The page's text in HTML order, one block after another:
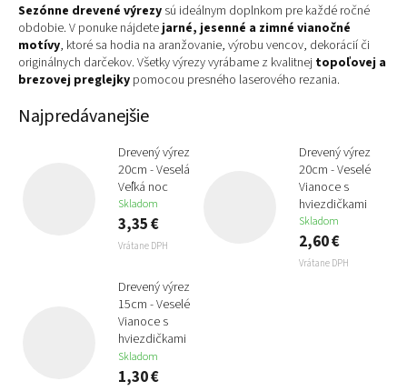
Sezónne drevené výrezy sú ideálnym doplnkom pre každé ročné
obdobie. V ponuke nájdete jarné, jesenné a zimné vianočné
motívy, ktoré sa hodia na aranžovanie, výrobu vencov, dekorácií či
originálnych darčekov. Všetky výrezy vyrábame z kvalitnej topoľovej a
brezovej preglejky pomocou presného laserového rezania.
Najpredávanejšie
Drevený výrez
20cm - Veselá
Veľká noc
Skladom
3,35 €
Vrátane DPH
Drevený výrez
20cm - Veselé
Vianoce s
hviezdičkami
Skladom
2,60 €
Vrátane DPH
Drevený výrez
15cm - Veselé
Vianoce s
hviezdičkami
Skladom
1,30 €